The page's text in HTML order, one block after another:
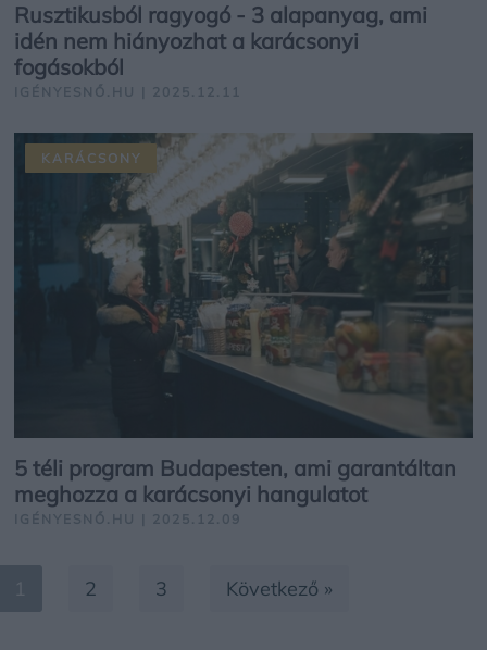
Rusztikusból ragyogó - 3 alapanyag, ami
idén nem hiányozhat a karácsonyi
fogásokból
IGÉNYESNŐ.HU | 2025.12.11
5 téli program Budapesten, ami garantáltan
meghozza a karácsonyi hangulatot
IGÉNYESNŐ.HU | 2025.12.09
KARÁCSONY
1 2 3 Következő »